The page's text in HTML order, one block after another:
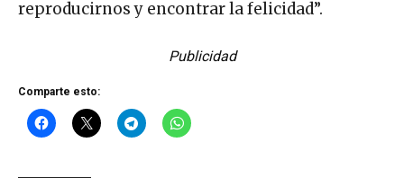
reproducirnos y encontrar la felicidad”.
Publicidad
Comparte esto: